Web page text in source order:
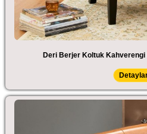
Deri Berjer Koltuk Kahverengi